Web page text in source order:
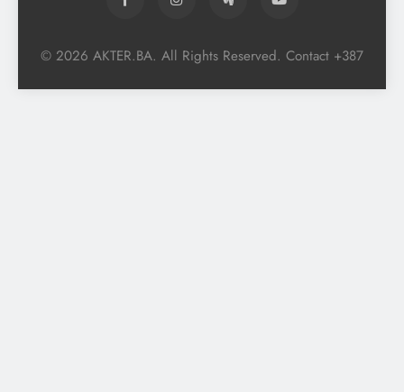
© 2026 AKTER.BA. All Rights Reserved. Contact +387